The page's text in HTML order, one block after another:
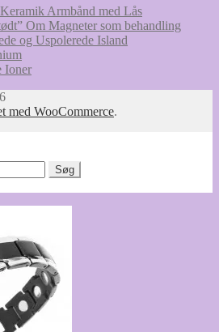
Armbånd med Lås
Om Magneter som behandling
og Uspolerede Island
Ioner
med WooCommerce.
Søg